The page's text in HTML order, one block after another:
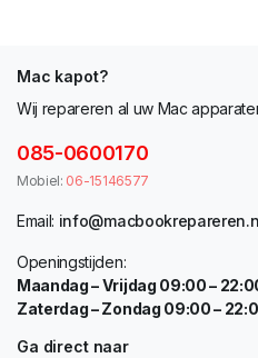
Mac kapot?
Wij repareren al uw Mac
085-0600170
Mobiel: 06-15146577
Email:
Openingstijden:
Maandag – Vrijdag 09:00 –
Zaterdag – Zondag 09:00 –
Ga direct naar